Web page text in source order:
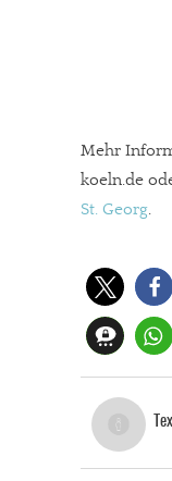
Mehr
koeln.de
St. Georg.